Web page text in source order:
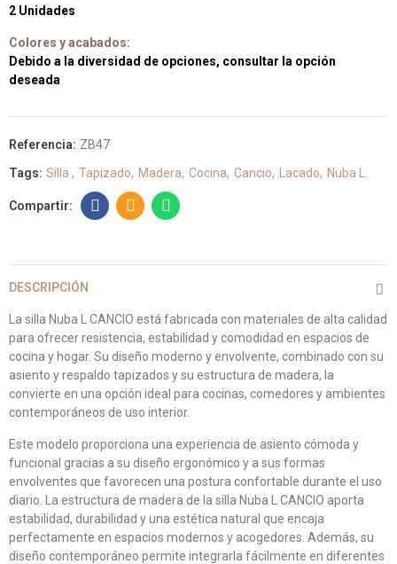
2 Unidades
Colores y acabados:
Debido a la diversidad de opciones, consultar la opción
deseada
Referencia: ZB47
Tags: Silla Tapizado Madera Cocina Cancio Lacado Nuba L
DESCRIPCIÓN
La silla Nuba L CANCIO está fabricada con materiales de alta calidad
para ofrecer resistencia, estabilidad y comodidad en espacios de
cocina y hogar. Su diseño moderno y envolvente, combinado con su
asiento y respaldo tapizados y su estructura de madera, la
convierte en una opción ideal para cocinas, comedores y ambientes
contemporáneos de uso interior.
Este modelo proporciona una experiencia de asiento cómoda y
funcional gracias a su diseño ergonómico y a sus formas
envolventes que favorecen una postura confortable durante el uso
diario. La estructura de madera de la silla Nuba L CANCIO aporta
estabilidad, durabilidad y una estética natural que encaja
perfectamente en espacios modernos y acogedores. Además, su
diseño contemporáneo permite integrarla fácilmente en diferentes